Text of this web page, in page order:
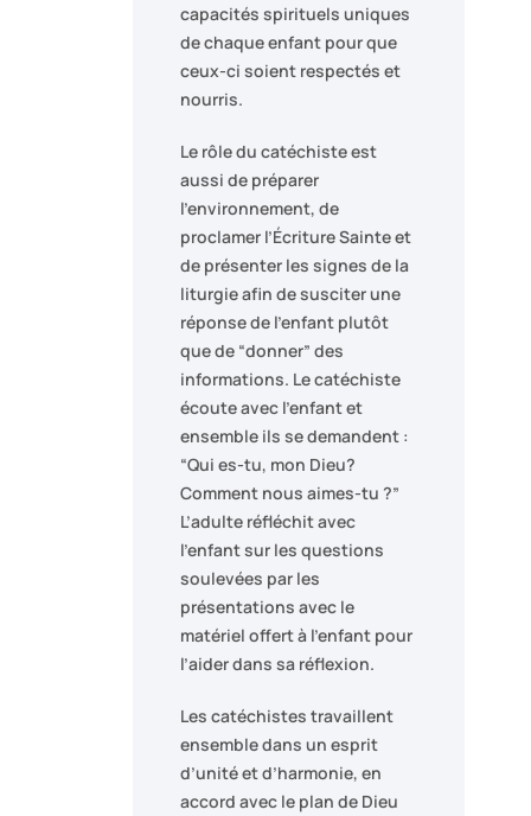
capacités spirituels uniques
de chaque enfant pour que
ceux-ci soient respectés et
nourris.
Le rôle du catéchiste est
aussi de préparer
l’environnement, de
proclamer l’Écriture Sainte et
de présenter les signes de la
liturgie afin de susciter une
réponse de l’enfant plutôt
que de “donner” des
informations. Le catéchiste
écoute avec l’enfant et
ensemble ils se demandent :
“Qui es-tu, mon Dieu?
Comment nous aimes-tu ?”
L’adulte réfléchit avec
l’enfant sur les questions
soulevées par les
présentations avec le
matériel offert à l’enfant pour
l’aider dans sa réflexion.
Les catéchistes travaillent
ensemble dans un esprit
d’unité et d’harmonie, en
accord avec le plan de Dieu